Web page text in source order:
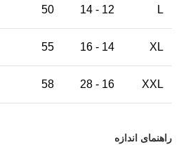
L
12 - 14
50
XL
14 - 16
55
XXL
16 - 28
58
راهنمای اندازه